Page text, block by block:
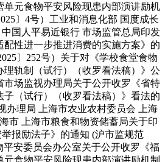
单元食物平安风险现患内部演讲励机
〕4号）工业和消息化部 国度成长
国人平易近银行 市场监管总局印发
配性进一步推进消费的实施方案》的
〕252号）关于对《学校食堂食物
理轨制（试行）（收罗看法稿）》公
市场监视办理局关于公开收罗《省特
（试行）（收罗看法稿）》看法的
办理局 上海市农业农村委员会 上海
市 上海市粮食和物资储蓄局关于印
报励法子》的通知 (沪市监规范
平安委员会办公室关于公开收罗《福
食物平安风险现患内部演讲励机制